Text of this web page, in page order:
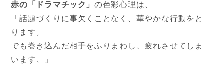
赤の「ドラマチック」の色彩心理は、
「話題づくりに事欠くことなく、華やかな行動をと
ります。
でも巻き込んだ相手をふりまわし、疲れさせてしま
います。」